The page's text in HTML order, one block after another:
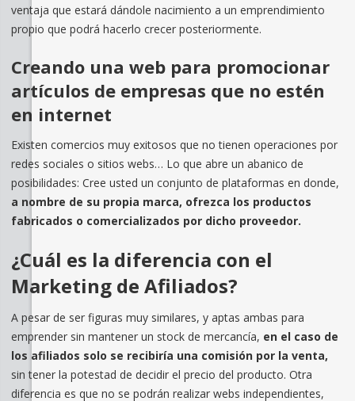
ventaja que estará dándole nacimiento a un emprendimiento
propio que podrá hacerlo crecer posteriormente.
Creando una web para promocionar
artículos de empresas que no estén
en internet
Existen comercios muy exitosos que no tienen operaciones por
redes sociales o sitios webs… Lo que abre un abanico de
posibilidades: Cree usted un conjunto de plataformas en donde,
a nombre de su propia marca, ofrezca los productos
fabricados o comercializados por dicho proveedor.
¿Cuál es la diferencia con el
Marketing de Afiliados?
A pesar de ser figuras muy similares, y aptas ambas para
emprender sin mantener un stock de mercancía, en el caso de
los afiliados solo se recibiría una comisión por la venta,
sin tener la potestad de decidir el precio del producto. Otra
diferencia es que no se podrán realizar webs independientes,